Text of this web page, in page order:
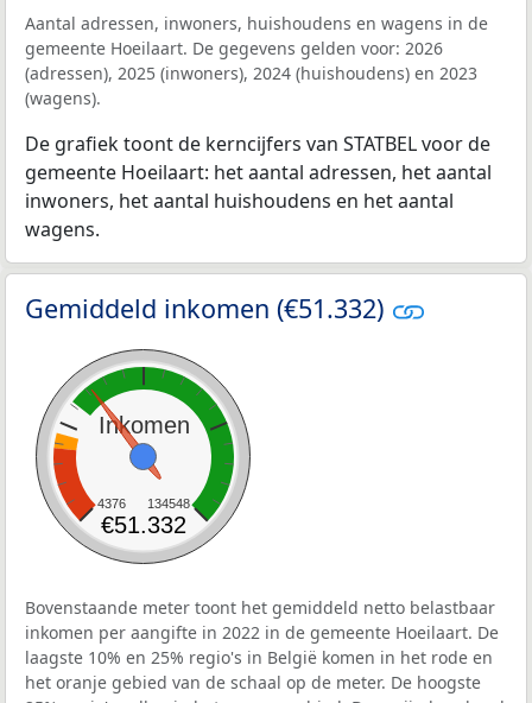
Aantal adressen, inwoners, huishoudens en wagens in de
gemeente Hoeilaart. De gegevens gelden voor: 2026
(adressen), 2025 (inwoners), 2024 (huishoudens) en 2023
(wagens).
De grafiek toont de kerncijfers van STATBEL voor de
gemeente Hoeilaart: het aantal adressen, het aantal
inwoners, het aantal huishoudens en het aantal
wagens.
Gemiddeld inkomen (€51.332)
Inkomen
4376 134548
€51.332
Bovenstaande meter toont het gemiddeld netto belastbaar
inkomen per aangifte in 2022 in de gemeente Hoeilaart. De
laagste 10% en 25% regio's in België komen in het rode en
het oranje gebied van de schaal op de meter. De hoogste